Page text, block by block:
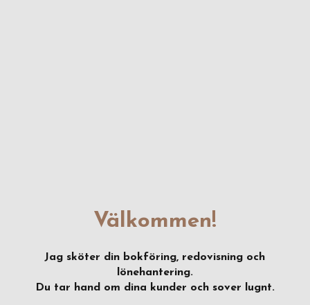
Välkommen!
Jag sköter din bokföring, redovisning och
lönehantering.
Du tar hand om dina kunder och sover lugnt.